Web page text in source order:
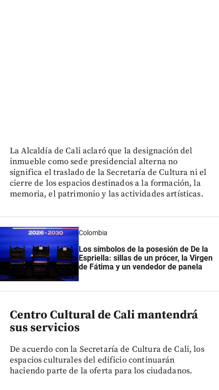
La Alcaldía de Cali aclaró que la designación del
inmueble como sede presidencial alterna no
significa el traslado de la Secretaría de Cultura ni el
cierre de los espacios destinados a la formación, la
memoria, el patrimonio y las actividades artísticas.
Colombia
Los símbolos de la posesión de De la
Espriella: sillas de un prócer, la Virgen
de Fátima y un vendedor de panela
Centro Cultural de Cali mantendrá
sus servicios
De acuerdo con la Secretaría de Cultura de Cali, los
espacios culturales del edificio continuarán
haciendo parte de la oferta para los ciudadanos.